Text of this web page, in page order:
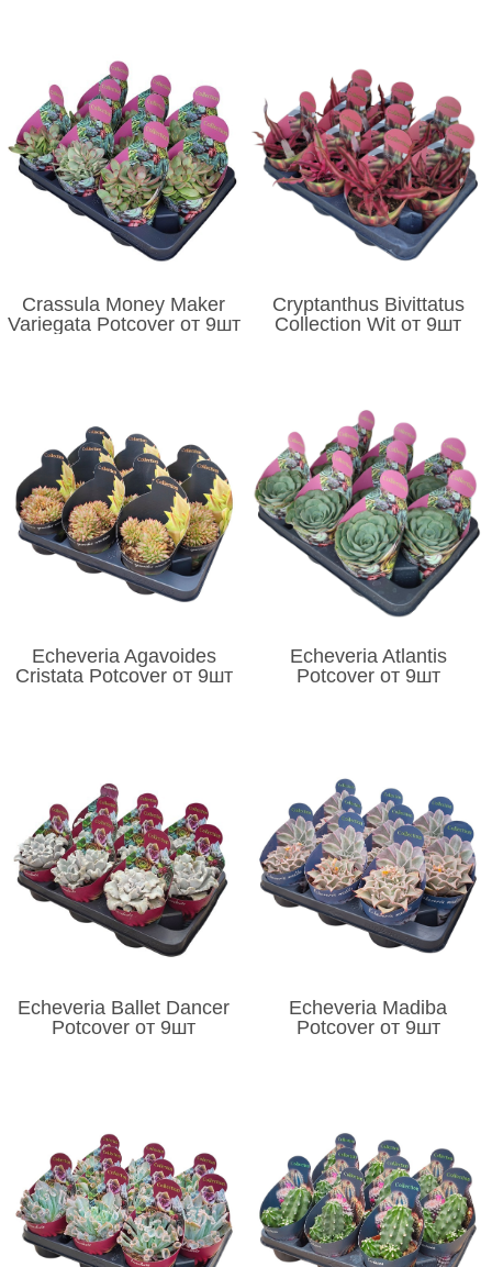
Crassula Money Maker
Variegata Potcover от 9шт
Cryptanthus Bivittatus
Collection Wit от 9шт
Echeveria Agavoides
Cristata Potcover от 9шт
Echeveria Atlantis
Potcover от 9шт
Echeveria Ballet Dancer
Potcover от 9шт
Echeveria Madiba
Potcover от 9шт